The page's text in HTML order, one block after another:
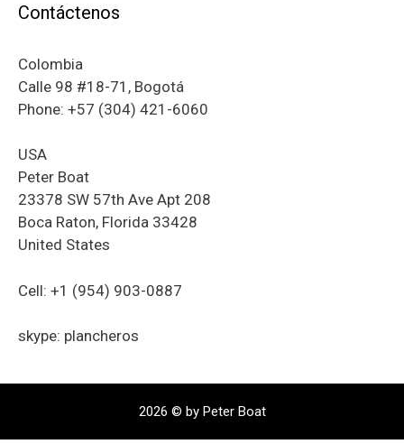
Contáctenos
Colombia
Calle 98 #18-71, Bogotá
Phone: +57 (304) 421-6060
USA
Peter Boat
23378 SW 57th Ave Apt 208
Boca Raton, Florida 33428
United States
Cell: +1 (954) 903-0887
skype: plancheros
2026 © by Peter Boat